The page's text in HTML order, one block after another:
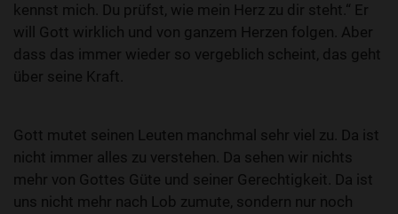
kennst mich. Du prüfst, wie mein Herz zu dir steht.“ Er
will Gott wirklich und von ganzem Herzen folgen. Aber
dass das immer wieder so vergeblich scheint, das geht
über seine Kraft.
Gott mutet seinen Leuten manchmal sehr viel zu. Da ist
nicht immer alles zu verstehen. Da sehen wir nichts
mehr von Gottes Güte und seiner Gerechtigkeit. Da ist
uns nicht mehr nach Lob zumute, sondern nur noch